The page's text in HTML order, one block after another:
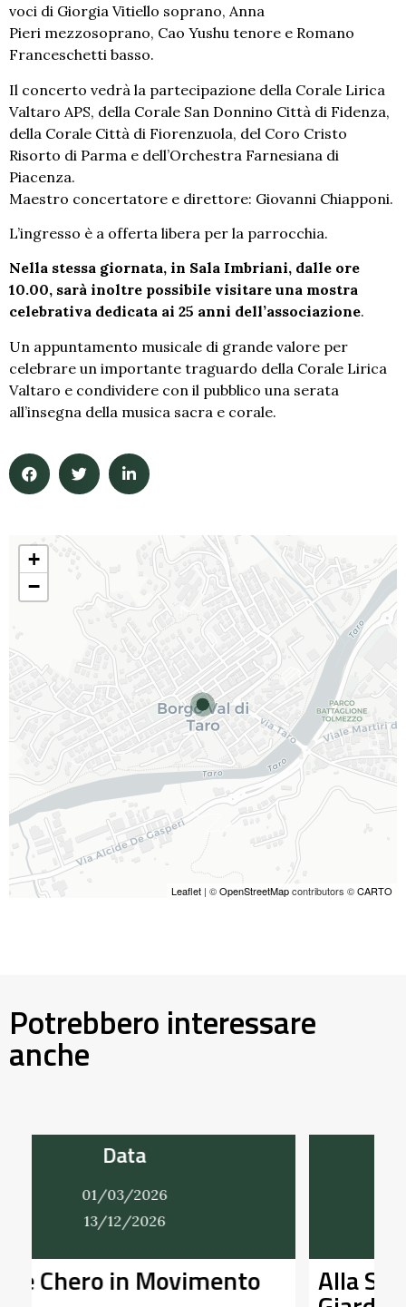
voci di Giorgia Vitiello soprano, Anna
Pieri mezzosoprano, Cao Yushu tenore e Romano
Franceschetti basso.
Il concerto vedrà la partecipazione della Corale Lirica
Valtaro APS, della Corale San Donnino Città di Fidenza,
della Corale Città di Fiorenzuola, del Coro Cristo
Risorto di Parma e dell’Orchestra Farnesiana di
Piacenza.
Maestro concertatore e direttore: Giovanni Chiapponi.
L’ingresso è a offerta libera per la parrocchia.
Nella stessa giornata, in Sala Imbriani, dalle ore
10.00, sarà inoltre possibile visitare una mostra
celebrativa dedicata ai 25 anni dell’associazione.
Un appuntamento musicale di grande valore per
celebrare un importante traguardo della Corale Lirica
Valtaro e condividere con il pubblico una serata
all’insegna della musica sacra e corale.
+
−
Leaflet | ©OpenStreetMapcontributors ©CARTO
Potrebbero interessare
anche
01/03/2026
Alla Scoperta dei Profumi del